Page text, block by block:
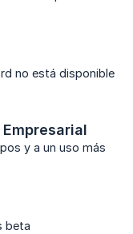
no está disponible
y a un uso más
beta